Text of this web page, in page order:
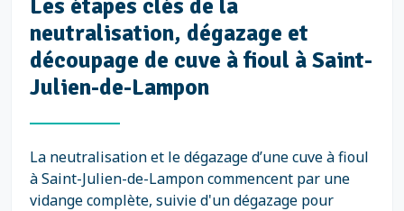
Les étapes clés de la
neutralisation, dégazage et
découpage de cuve à fioul à Saint-
Julien-de-Lampon
La neutralisation et le dégazage d’une cuve à fioul
à Saint-Julien-de-Lampon commencent par une
vidange complète, suivie d'un dégazage pour